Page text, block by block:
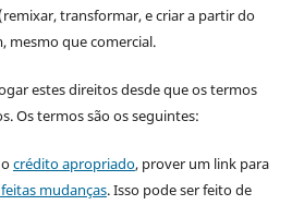
transformar, e criar a partir do
mesmo que comercial.
estes direitos desde que os termos
Os termos são os seguintes:
crédito apropriado, prover um link para
mudanças. Isso pode ser feito de